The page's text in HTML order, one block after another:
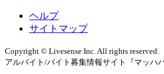
ヘルプ
サイトマップ
Copyright © Livesense Inc. All rights reserved.
アルバイト/バイト募集情報サイト『マッハバ